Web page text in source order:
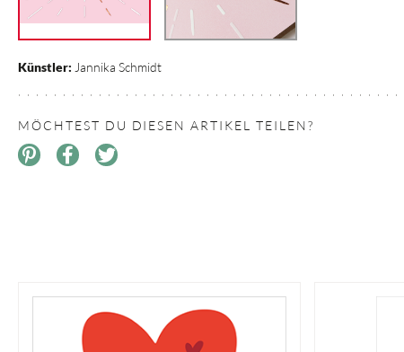
Künstler: Jannika Schmidt
MÖCHTEST DU DIESEN ARTIKEL TEILEN?